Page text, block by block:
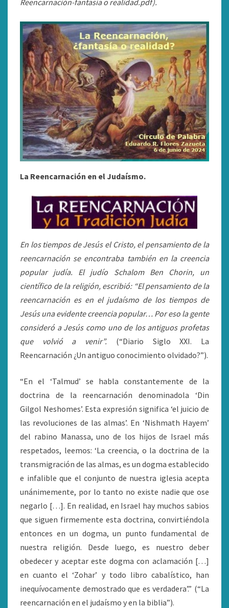
Reencarnación-fantasía o realidad.pdf).
La Reencarnación en el Judaísmo.
En los tiempos de Jesús el Cristo, el pensamiento de la
reencarnación se encontraba también en la creencia
popular judía. El judío Schalom Ben Chorin, un
científico de la religión, escribió: “El pensamiento de la
reencarnación es en el judaísmo de los tiempos de
Jesús una evidente creencia popular… Por eso la gente
consideró a Jesús como uno de los antiguos profetas
que volvió a venir”. (“Diario Siglo XXI. La
Reencarnación ¿Un antiguo conocimiento olvidado?”).
“En el ‘Talmud’ se habla constantemente de la
doctrina de la reencarnación denominadola ‘Din
Gilgol Neshomes’. Esta expresión significa ‘el juicio de
las revoluciones de las almas’. En ‘Nishmath Hayem’
del rabino Manassa, uno de los hijos de Israel más
respetados, leemos: ‘La creencia, o la doctrina de la
transmigración de las almas, es un dogma establecido
e infalible que el conjunto de nuestra iglesia acepta
unánimemente, por lo tanto no existe nadie que ose
negarlo […]. En realidad, en Israel hay muchos sabios
que siguen firmemente esta doctrina, convirtiéndola
entonces en un dogma, un punto fundamental de
nuestra religión. Desde luego, es nuestro deber
obedecer y aceptar este dogma con aclamación […]
en cuanto el ‘Zohar’ y todo libro cabalístico, han
inequívocamente demostrado que es verdadera’.” (“La
reencarnación en el judaísmo y en la biblia”).